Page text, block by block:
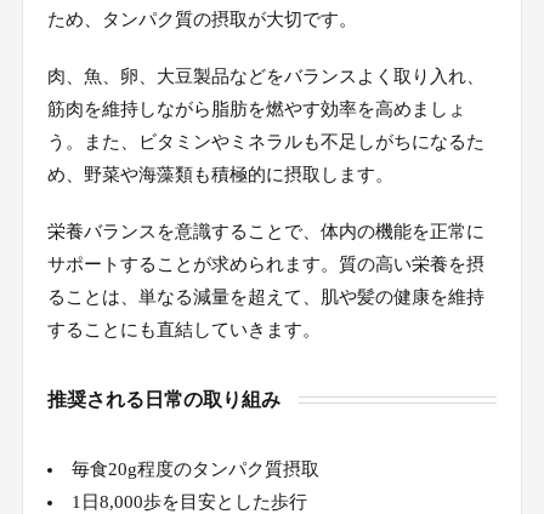
ため、タンパク質の摂取が大切です。
肉、魚、卵、大豆製品などをバランスよく取り入れ、
筋肉を維持しながら脂肪を燃やす効率を高めましょ
う。また、ビタミンやミネラルも不足しがちになるた
め、野菜や海藻類も積極的に摂取します。
栄養バランスを意識することで、体内の機能を正常に
サポートすることが求められます。質の高い栄養を摂
ることは、単なる減量を超えて、肌や髪の健康を維持
することにも直結していきます。
推奨される日常の取り組み
毎食20g程度のタンパク質摂取
1日8,000歩を目安とした歩行